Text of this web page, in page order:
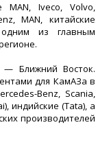
MAN, Iveco, Volvo,
MAN, китайские
из главным
Ближний Восток.
для КамАЗа в
Benz, Scania,
индийские (Tata), а
производителей